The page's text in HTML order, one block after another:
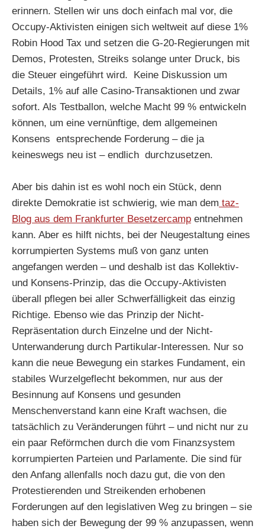
erinnern. Stellen wir uns doch einfach mal vor, die
Occupy-Aktivisten einigen sich weltweit auf diese 1%
Robin Hood Tax und setzen die G-20-Regierungen mit
Demos, Protesten, Streiks solange unter Druck, bis
die Steuer eingeführt wird. Keine Diskussion um
Details, 1% auf alle Casino-Transaktionen und zwar
sofort. Als Testballon, welche Macht 99 % entwickeln
können, um eine vernünftige, dem allgemeinen
Konsens entsprechende Forderung – die ja
keineswegs neu ist – endlich durchzusetzen.
Aber bis dahin ist es wohl noch ein Stück, denn
direkte Demokratie ist schwierig, wie man dem taz-
Blog aus dem Frankfurter Besetzercamp entnehmen
kann. Aber es hilft nichts, bei der Neugestaltung eines
korrumpierten Systems muß von ganz unten
angefangen werden – und deshalb ist das Kollektiv-
und Konsens-Prinzip, das die Occupy-Aktivisten
überall pflegen bei aller Schwerfälligkeit das einzig
Richtige. Ebenso wie das Prinzip der Nicht-
Repräsentation durch Einzelne und der Nicht-
Unterwanderung durch Partikular-Interessen. Nur so
kann die neue Bewegung ein starkes Fundament, ein
stabiles Wurzelgeflecht bekommen, nur aus der
Besinnung auf Konsens und gesunden
Menschenverstand kann eine Kraft wachsen, die
tatsächlich zu Veränderungen führt – und nicht nur zu
ein paar Reförmchen durch die vom Finanzsystem
korrumpierten Parteien und Parlamente. Die sind für
den Anfang allenfalls noch dazu gut, die von den
Protestierenden und Streikenden erhobenen
Forderungen auf den legislativen Weg zu bringen – sie
haben sich der Bewegung der 99 % anzupassen, wenn